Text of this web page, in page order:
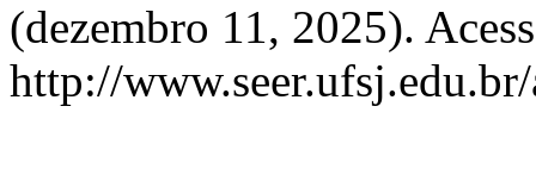
(dezembro 11, 2025).
http://